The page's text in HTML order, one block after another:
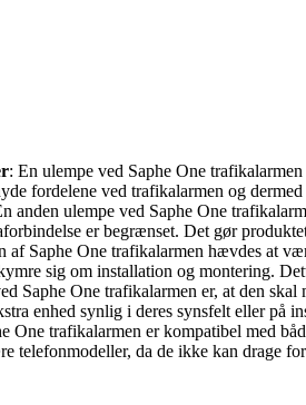
: En ulempe ved Saphe One
fordelene ved trafikalarmen og
anden ulempe ved Saphe One
er begrænset. Det gør
af Saphe One trafikalarmen hævdes at
sig om installation og montering.
Saphe One trafikalarmen er, at den
enhed synlig i deres synsfelt eller
One trafikalarmen er kompatibel med
telefonmodeller, da de ikke kan drage